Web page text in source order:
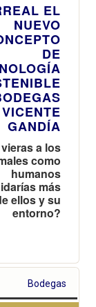
EL
NUEVO
DE
VICENTE
GANDÍA
a los
como
humanos
más
ellos y su
entorno?
Bodegas